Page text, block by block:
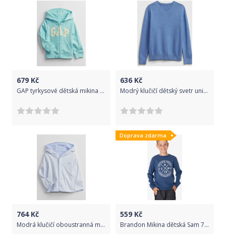
679 Kč
GAP tyrkysové dětská mikina se zipem - 2YRS
636 Kč
Modrý klučičí dětský svetr uniform GAP - 98-110
764Kč
Modrá klučičí oboustranná mikina - 50-62
Doprava zdarma
559 Kč
Brandon Mikina dětská Sam 73 | Modrá | Chlapecké | 116